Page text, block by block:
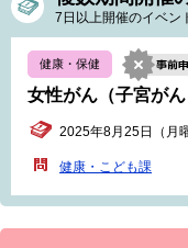
7日以上開催のイベン
健康・保健
女性がん（子宮が
2025年8月25日（月
健康・こども課